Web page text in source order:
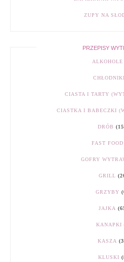
ZUPY NA
PRZEPISY
ALKOHOLE
CHŁODNIKI
CIASTA I TARTY
CIASTKA I BABECZKI
DRÓB
FAST FOOD
GOFRY
GRILL
GRZYBY
JAJKA
KANAPKI
KASZA
KLUSKI